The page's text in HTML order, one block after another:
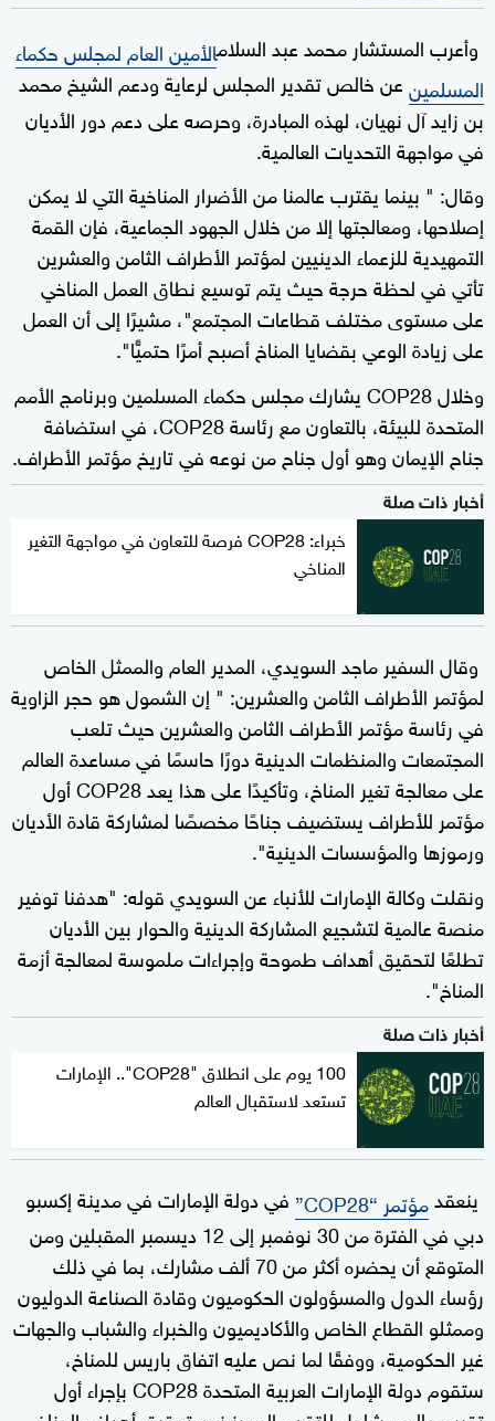
وأعرب المستشار محمد عبد السلامالأمين العام لمجلس حكماء
المسلمينعن خالص تقدير المجلس لرعاية ودعم الشيخ محمد
بن زايد آل نهيان، لهذه المبادرة، وحرصه على دعم دور الأديان
في مواجهة التحديات العالمية.
وقال: " بينما يقترب عالمنا من الأضرار المناخية التي لا يمكن
إصلاحها، ومعالجتها إلا من خلال الجهود الجماعية، فإن القمة
التمهيدية للزعماء الدينيين لمؤتمر الأطراف الثامن والعشرين
تأتي في لحظة حرجة حيث يتم توسيع نطاق العمل المناخي
على مستوى مختلف قطاعات المجتمع"، مشيرًا إلى أن العمل
على زيادة الوعي بقضايا المناخ أصبح أمرًا حتميًّا".
وخلال COP28 يشارك مجلس حكماء المسلمين وبرنامج الأمم
المتحدة للبيئة، بالتعاون مع رئاسة COP28، في استضافة
جناح الإيمان وهو أول جناح من نوعه في تاريخ مؤتمر الأطراف.
أخبار ذات صلة
خبراء: COP28 فرصة للتعاون في مواجهة التغير
المناخي
وقال السفير ماجد السويدي، المدير العام والممثل الخاص
لمؤتمر الأطراف الثامن والعشرين: " إن الشمول هو حجر الزاوية
في رئاسة مؤتمر الأطراف الثامن والعشرين حيث تلعب
المجتمعات والمنظمات الدينية دورًا حاسمًا في مساعدة العالم
على معالجة تغير المناخ، وتأكيدًا على هذا يعد COP28 أول
مؤتمر للأطراف يستضيف جناحًا مخصصًا لمشاركة قادة الأديان
ورموزها والمؤسسات الدينية".
ونقلت وكالة الإمارات للأنباء عن السويدي قوله: "هدفنا توفير
منصة عالمية لتشجيع المشاركة الدينية والحوار بين الأديان
تطلعًا لتحقيق أهداف طموحة وإجراءات ملموسة لمعالجة أزمة
المناخ".
أخبار ذات صلة
100 يوم على انطلاق "COP28".. الإمارات
تستعد لاستقبال العالم
ينعقدمؤتمر “COP28”
في دولة الإمارات في مدينة إكسبو
دبي في الفترة من 30 نوفمبر إلى 12 ديسمبر المقبلين ومن
المتوقع أن يحضره أكثر من 70 ألف مشارك، بما في ذلك
رؤساء الدول والمسؤولون الحكوميون وقادة الصناعة الدوليون
وممثلو القطاع الخاص والأكاديميون والخبراء والشباب والجهات
غير الحكومية، ووفقًا لما نص عليه اتفاق باريس للمناخ،
ستقوم دولة الإمارات العربية المتحدة COP28 بإجراء أول